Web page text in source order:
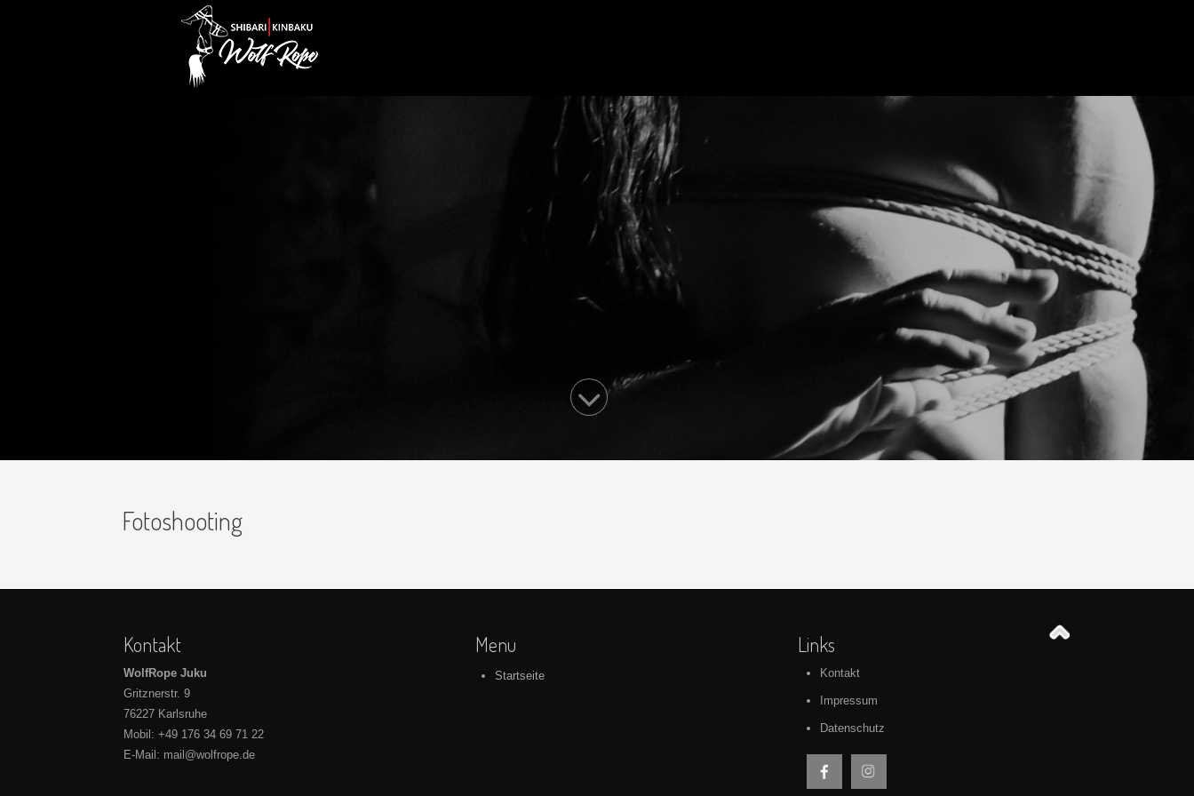
Fotoshooting
Kontakt
WolfRope Juku
Gritznerstr. 9
76227 Karlsruhe
Mobil: +49 176 34 69 71 22
E-Mail: mail@wolfrope.de
Menu
Startseite
Links
Kontakt
Impressum
Datenschutz